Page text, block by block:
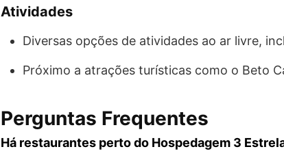
Atividades
Diversas opções de atividades ao ar livre,
Próximo a atrações turísticas como o Beto
Perguntas Frequentes
Há restaurantes perto do Hospedagem 3